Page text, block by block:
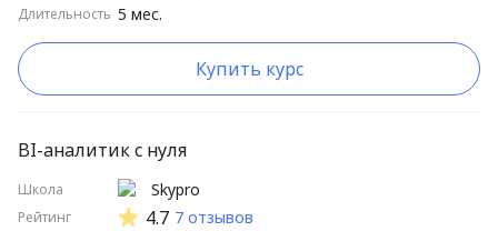
Длительность 5 мес.
Купить курс
BI-аналитик с нуля
Школа
Рейтинг
Skypro
4.7 7 отзывов